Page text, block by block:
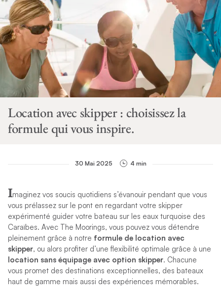
Location avec skipper : choisissez la
formule qui vous inspire.
30 Mai 2025 4 min
Imaginez vos soucis quotidiens s’évanouir pendant que vous
vous prélassez sur le pont en regardant votre skipper
expérimenté guider votre bateau sur les eaux turquoise des
Caraïbes. Avec The Moorings, vous pouvez vous détendre
pleinement grâce à notre formule de location avec
skipper, ou alors profiter d’une flexibilité optimale grâce à une
location sans équipage avec option skipper. Chacune
vous promet des destinations exceptionnelles, des bateaux
haut de gamme mais aussi des expériences mémorables.